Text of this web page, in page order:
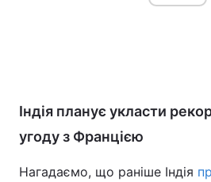
Індія планує укласти
угоду з Францією
Нагадаємо, що раніше Індія